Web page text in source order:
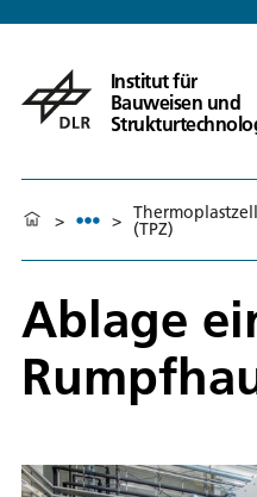
Institut für
Bauweisen und
> > (TPZ)
Ablage